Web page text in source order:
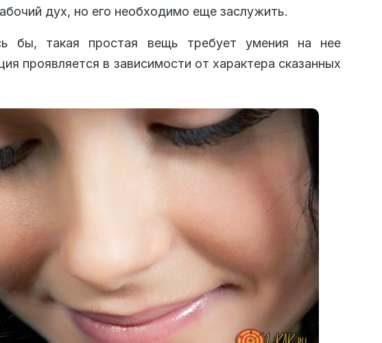
дух, но его необходимо еще заслужить.
бы, такая простая вещь требует умения на нее
проявляется в зависимости от характера сказанных